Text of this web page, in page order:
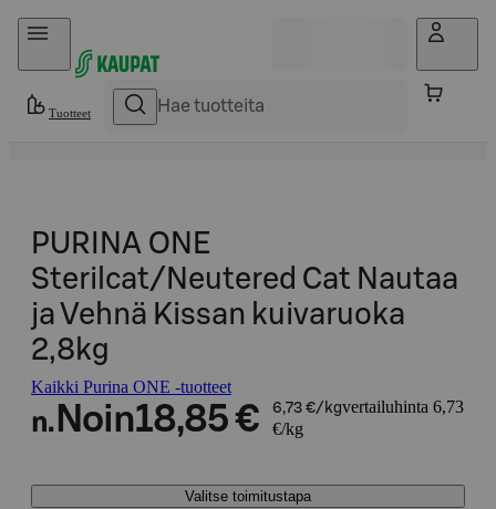
Hyppää sisältöön
Tuotteet
PURINA ONE
Sterilcat/Neutered Cat Nautaa
ja Vehnä Kissan kuivaruoka
2,8kg
Kaikki Purina ONE -tuotteet
n. Noin18,85 € 6,73 €/kgvertailuhinta 6,73
€/kg
Valitse toimitustapa